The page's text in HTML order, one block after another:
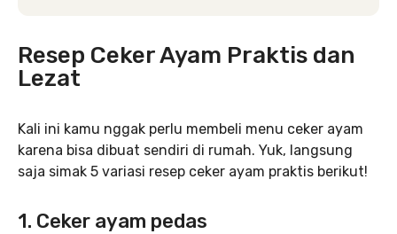
Resep Ceker Ayam Praktis dan
Lezat
Kali ini kamu nggak perlu membeli menu ceker ayam
karena bisa dibuat sendiri di rumah. Yuk, langsung
saja simak 5 variasi resep ceker ayam praktis berikut!
1. Ceker ayam pedas